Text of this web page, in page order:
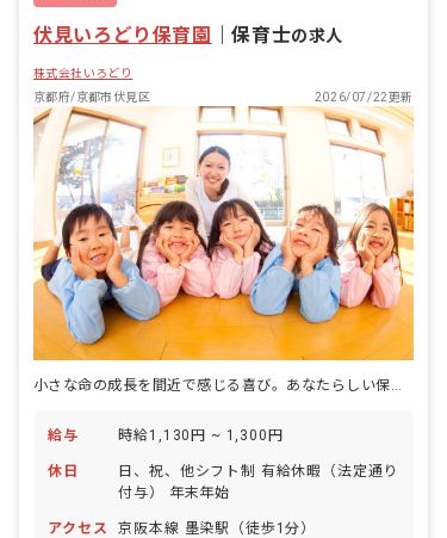
伏見いろどり保育園 ｜保育士の求人
株式会社いろどり
京都府/京都市伏見区
2026/07/22更新
給与 時給1,130円 ~ 1,300円
休日
日、祝、他シフト制 有給休暇（法定通り
付与） 年末年始
アクセス 京阪本線 墨染駅（徒歩1分）